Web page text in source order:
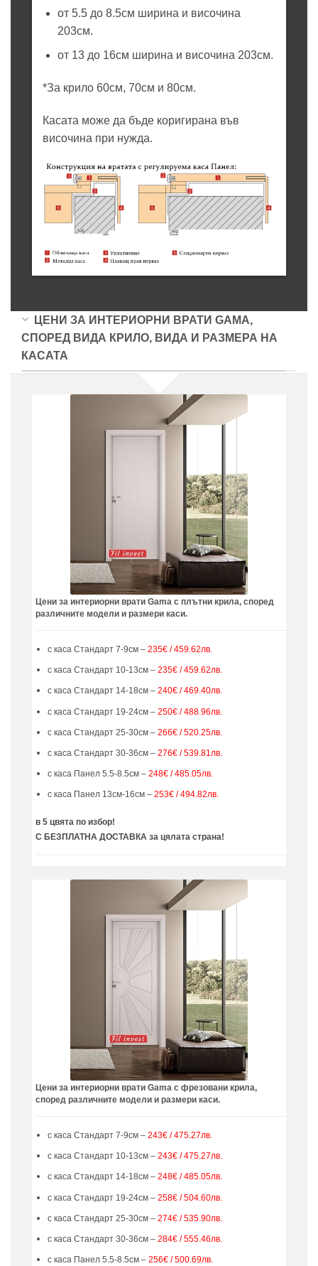
от 5.5 до 8.5см ширина и височина
203см.
от 13 до 16см ширина и височина 203см.
*За крило 60см, 70см и 80см.
Касата може да бъде коригирана във
височина при нужда.
ЦЕНИ ЗА ИНТЕРИОРНИ ВРАТИ GAMA,
СПОРЕД ВИДА КРИЛО, ВИДА И РАЗМЕРА НА
КАСАТА
Цени за интериорни врати Gama с плътни крила, според
различните модели и размери каси.
с каса Стандарт 7-9см –235€ / 459.62лв.
с каса Стандарт 10-13см –235€ / 459.62лв.
с каса Стандарт 14-18см –240€ / 469.40лв.
с каса Стандарт 19-24см –250€ / 488.96лв.
с каса Стандарт 25-30см –266€ / 520.25лв.
с каса Стандарт 30-36см –276€ / 539.81лв.
с каса Панел 5.5-8.5см –248€ / 485.05лв.
с каса Панел 13см-16см –253€ / 494.82лв.
в 5 цвята по избор!
С БЕЗПЛАТНА ДОСТАВКА за цялата страна!
Цени за интериорни врати Gama с фрезовани крила,
според различните модели и размери каси.
с каса Стандарт 7-9см –243€ / 475.27лв.
с каса Стандарт 10-13см –243€ / 475.27лв.
с каса Стандарт 14-18см –248€ / 485.05лв.
с каса Стандарт 19-24см –258€ / 504.60лв.
с каса Стандарт 25-30см –274€ / 535.90лв.
с каса Стандарт 30-36см –284€ / 555.46лв.
с каса Панел 5.5-8.5см –256€ / 500.69лв.